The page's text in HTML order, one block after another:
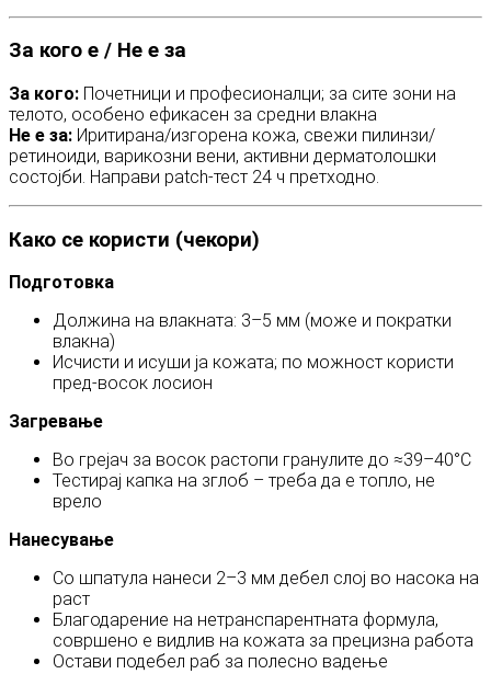
За кого е / Не е за
За кого: Почетници и професионалци; за сите зони на
телото, особено ефикасен за средни влакна
Не е за: Иритирана/изгорена кожа, свежи пилинзи/
ретиноиди, варикозни вени, активни дерматолошки
состојби. Направи patch-тест 24 ч претходно.
Како се користи (чекори)
Подготовка
Должина на влакната: 3–5 мм (може и пократки
влакна)
Исчисти и исуши ја кожата; по можност користи
пред‑восок лосион
Загревање
Во грејач за восок растопи гранулите до ≈39–40°C
Тестирај капка на зглоб – треба да е топло, не
врело
Нанесување
Со шпатула нанеси 2–3 мм дебел слој во насока на
раст
Благодарение на нетранспарентната формула,
совршено е видлив на кожата за прецизна работа
Остави подебел раб за полесно вадење